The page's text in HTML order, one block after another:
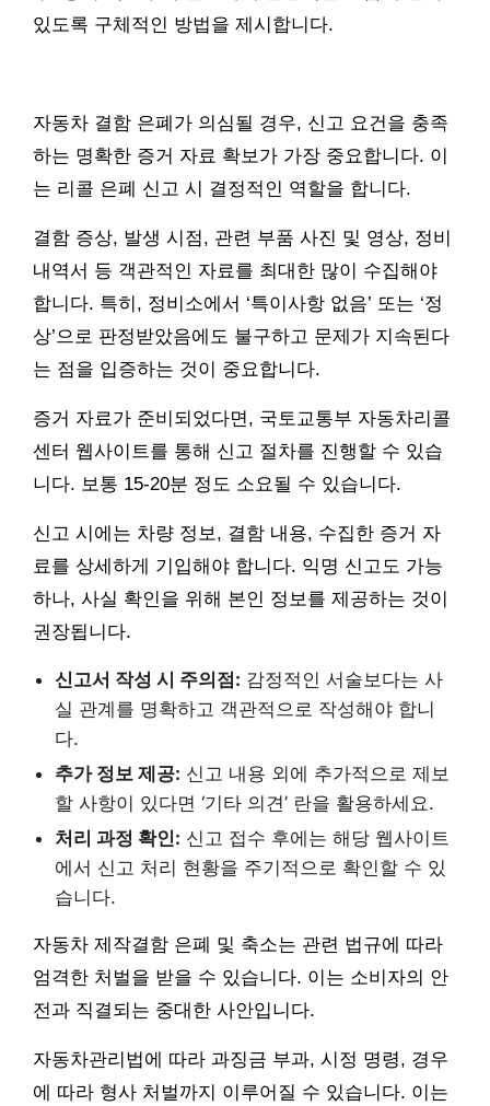
있도록 구체적인 방법을 제시합니다.
자동차 결함 은폐가 의심될 경우, 신고 요건을 충족
하는 명확한 증거 자료 확보가 가장 중요합니다. 이
는 리콜 은폐 신고 시 결정적인 역할을 합니다.
결함 증상, 발생 시점, 관련 부품 사진 및 영상, 정비
내역서 등 객관적인 자료를 최대한 많이 수집해야
합니다. 특히, 정비소에서 ‘특이사항 없음’ 또는 ‘정
상’으로 판정받았음에도 불구하고 문제가 지속된다
는 점을 입증하는 것이 중요합니다.
증거 자료가 준비되었다면, 국토교통부 자동차리콜
센터 웹사이트를 통해 신고 절차를 진행할 수 있습
니다. 보통 15-20분 정도 소요될 수 있습니다.
신고 시에는 차량 정보, 결함 내용, 수집한 증거 자
료를 상세하게 기입해야 합니다. 익명 신고도 가능
하나, 사실 확인을 위해 본인 정보를 제공하는 것이
권장됩니다.
신고서 작성 시 주의점: 감정적인 서술보다는 사
실 관계를 명확하고 객관적으로 작성해야 합니
다.
추가 정보 제공: 신고 내용 외에 추가적으로 제보
할 사항이 있다면 ‘기타 의견’ 란을 활용하세요.
처리 과정 확인: 신고 접수 후에는 해당 웹사이트
에서 신고 처리 현황을 주기적으로 확인할 수 있
습니다.
자동차 제작결함 은폐 및 축소는 관련 법규에 따라
엄격한 처벌을 받을 수 있습니다. 이는 소비자의 안
전과 직결되는 중대한 사안입니다.
자동차관리법에 따라 과징금 부과, 시정 명령, 경우
에 따라 형사 처벌까지 이루어질 수 있습니다. 이는